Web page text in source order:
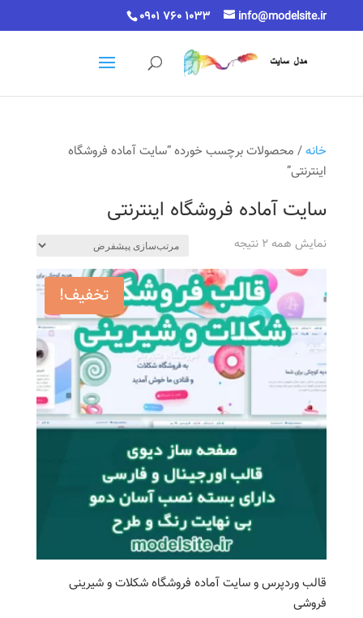
0901 760 1033 info@modelsite.ir
خانه/ محصولات برچسب خورده “سایت آماده فروشگاه
اینترنتی”
سایت آماده فروشگاه اینترنتی
نمایش همه 2 نتیجه
تخفیف!
قالب وردپرس و سایت آماده فروشگاه شکلات و شیرینی
فروشی